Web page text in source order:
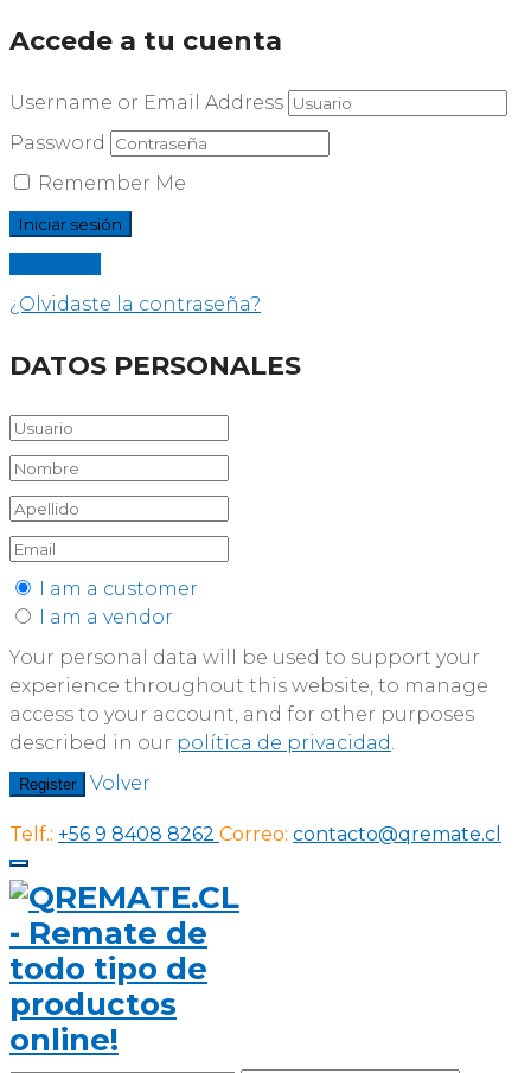
Accede a tu cuenta
Username or Email Address
Password
Remember Me
¿Olvidaste la contraseña?
DATOS PERSONALES
I am a customer
I am a vendor
Your personal data will be used to support your
experience throughout this website, to manage
access to your account, and for other purposes
described in our política de privacidad.
Register Volver
Telf.: +56 9 8408 8262 Correo: contacto@qremate.cl